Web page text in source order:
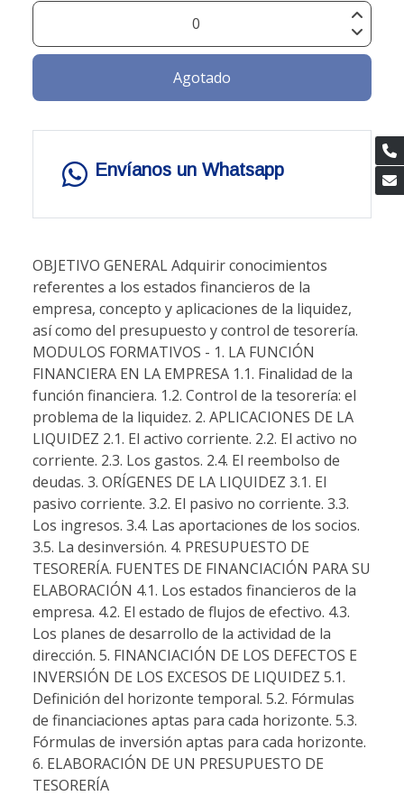
Agotado
Envíanos un Whatsapp
OBJETIVO GENERAL Adquirir conocimientos
referentes a los estados financieros de la
empresa, concepto y aplicaciones de la liquidez,
así como del presupuesto y control de tesorería.
MODULOS FORMATIVOS - 1. LA FUNCIÓN
FINANCIERA EN LA EMPRESA 1.1. Finalidad de la
función financiera. 1.2. Control de la tesorería: el
problema de la liquidez. 2. APLICACIONES DE LA
LIQUIDEZ 2.1. El activo corriente. 2.2. El activo no
corriente. 2.3. Los gastos. 2.4. El reembolso de
deudas. 3. ORÍGENES DE LA LIQUIDEZ 3.1. El
pasivo corriente. 3.2. El pasivo no corriente. 3.3.
Los ingresos. 3.4. Las aportaciones de los socios.
3.5. La desinversión. 4. PRESUPUESTO DE
TESORERÍA. FUENTES DE FINANCIACIÓN PARA SU
ELABORACIÓN 4.1. Los estados financieros de la
empresa. 4.2. El estado de flujos de efectivo. 4.3.
Los planes de desarrollo de la actividad de la
dirección. 5. FINANCIACIÓN DE LOS DEFECTOS E
INVERSIÓN DE LOS EXCESOS DE LIQUIDEZ 5.1.
Definición del horizonte temporal. 5.2. Fórmulas
de financiaciones aptas para cada horizonte. 5.3.
Fórmulas de inversión aptas para cada horizonte.
6. ELABORACIÓN DE UN PRESUPUESTO DE
TESORERÍA